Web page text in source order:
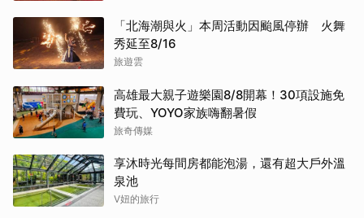
「北海潮與火」本周活動因颱風停辦 火舞
秀延至8/16
旅遊雲
高雄最大親子遊樂園8/8開幕！30項設施免
費玩、YOYO家族嗨翻暑假
旅奇傳媒
享沐時光每間房都能泡湯，還有超大戶外溫
泉池
V妞的旅行